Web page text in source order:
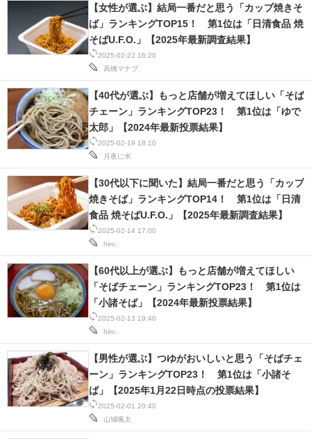
2025-02-22 16:20
高橋マナブ
【女性が選ぶ】結局一番だと思う「カップ焼きそ
ば」ランキングTOP15！ 第1位は「日清食品 焼
そばU.F.O.」【2025年最新調査結果】
2025-02-19 18:10
月夜に米
【40代が選ぶ】もっと店舗が増えてほしい「そば
チェーン」ランキングTOP23！ 第1位は「ゆで
太郎」【2024年最新投票結果】
2025-02-14 17:00
hiro.
【30代以下に聞いた】結局一番だと思う「カップ
焼きそば」ランキングTOP14！ 第1位は「日清
食品 焼そばU.F.O.」【2025年最新調査結果】
2025-02-13 19:40
hiro.
【60代以上が選ぶ】もっと店舗が増えてほしい
「そばチェーン」ランキングTOP23！ 第1位は
「小諸そば」【2024年最新投票結果】
2025-02-01 20:40
山城颯太
【男性が選ぶ】つゆがおいしいと思う「そばチェ
ーン」ランキングTOP23！ 第1位は「小諸そ
ば」【2025年1月22日時点の投票結果】